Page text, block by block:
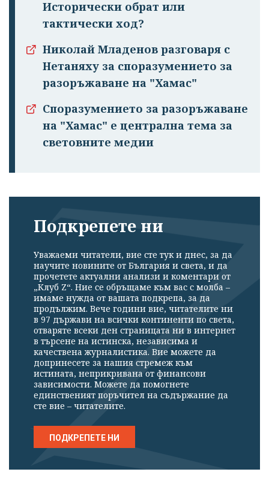
Исторически обрат или
тактически ход?
Николай Младенов разговаря с
Нетаняху за споразумението за
разоръжаване на "Хамас"
Споразумението за разоръжаване
на "Хамас" е централна тема за
световните медии
Подкрепете ни
Уважаеми читатели, вие сте тук и днес, за да
научите новините от България и света, и да
прочетете актуални анализи и коментари от
„Клуб Z“. Ние се обръщаме към вас с молба –
имаме нужда от вашата подкрепа, за да
продължим. Вече години вие, читателите ни
в 97 държави на всички континенти по света,
отваряте всеки ден страницата ни в интернет
в търсене на истинска, независима и
качествена журналистика. Вие можете да
допринесете за нашия стремеж към
истината, неприкривана от финансови
зависимости. Можете да помогнете
единственият поръчител на съдържание да
сте вие – читателите.
ПОДКРЕПЕТЕ НИ